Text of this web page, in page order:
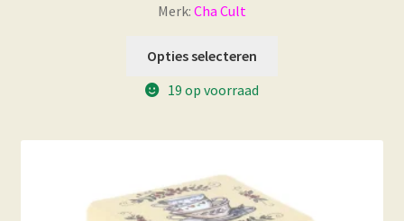
Merk: Cha Cult
Opties selecteren
19 op voorraad